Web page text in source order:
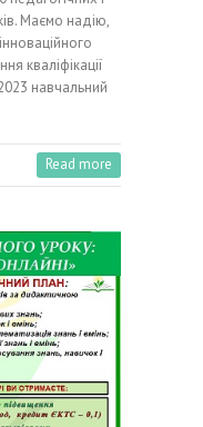
Маємо надію,
кваліфікації
навчальний
Read more